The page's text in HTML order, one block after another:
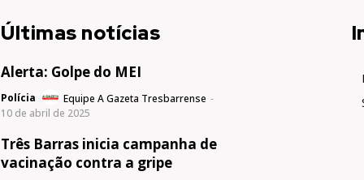
Últimas notícias
Alerta: Golpe do MEI
Polícia Equipe A Gazeta Tresbarrense -
10 de abril de 2025
Três Barras inicia campanha de
vacinação contra a gripe